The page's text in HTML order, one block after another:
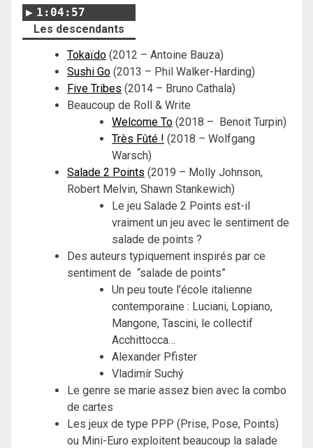
1:04:57
Les descendants
Tokaïdo (2012 – Antoine Bauza)
Sushi Go (2013 – Phil Walker-Harding)
Five Tribes (2014 – Bruno Cathala)
Beaucoup de Roll & Write
Welcome To (2018 – Benoit Turpin)
Très Fûté ! (2018 – Wolfgang
Warsch)
Salade 2 Points (2019 – Molly Johnson,
Robert Melvin, Shawn Stankewich)
Le jeu Salade 2 Points est-il
vraiment un jeu avec le sentiment de
salade de points ?
Des auteurs typiquement inspirés par ce
sentiment de “salade de points”
Un peu toute l’école italienne
contemporaine : Luciani, Lopiano,
Mangone, Tascini, le collectif
Acchittocca…
Alexander Pfister
Vladimír Suchý
Le genre se marie assez bien avec la combo
de cartes
Les jeux de type PPP (Prise, Pose, Points)
ou Mini-Euro exploitent beaucoup la salade